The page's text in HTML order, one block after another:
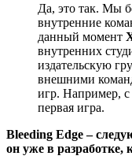
Да, это так. Мы
внутренние
данный момент
внутренних
издательскую
внешними
игр. Например, с
первая игра.
Bleeding Edge –
он уже в разработке,